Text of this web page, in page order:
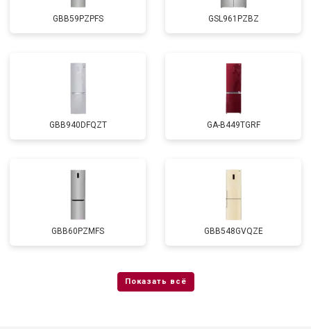
GBB59PZPFS GSL961PZBZ
GBB940DFQZT GA-B449TGRF
GBB60PZMFS GBB548GVQZE